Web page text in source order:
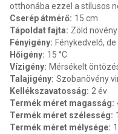
otthonába ezzel a stílusos
Cserép átmérő: 15 cm
Tápoldat fajta: Zöld
Fényigény: Fénykedvelő,
Hőigény: 15 °C
Vízigény: Mérsékelt
Talajigény: Szobanövény
Kellékszavatosság: 2 év
Termék méret magasság:
Termék méret szélesség:
Termék méret mélysége: